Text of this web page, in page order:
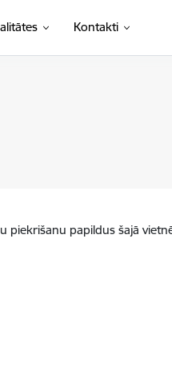
Kontakti
papildus šajā